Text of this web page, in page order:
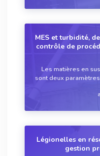
MES et turbidité,
contrôle de
Les matières en
sont deux
d’eau. Les
Légionelles en
gestion